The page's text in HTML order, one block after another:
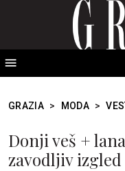
GRAZIA > MODA >
Donji veš +
zavodljiv